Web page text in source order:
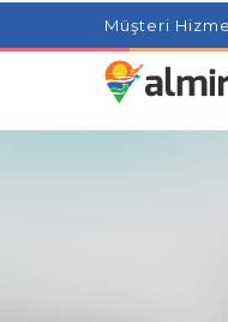
Project Milenial
Kids Amazingly Simple
Müşteri